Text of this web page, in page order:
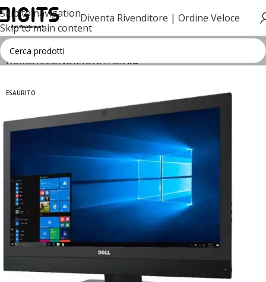
Skip to navigation
Skip to main content
Diventa Rivenditore | Ordine Veloce
Home RICONDIZIONATO AIO
ESAURITO